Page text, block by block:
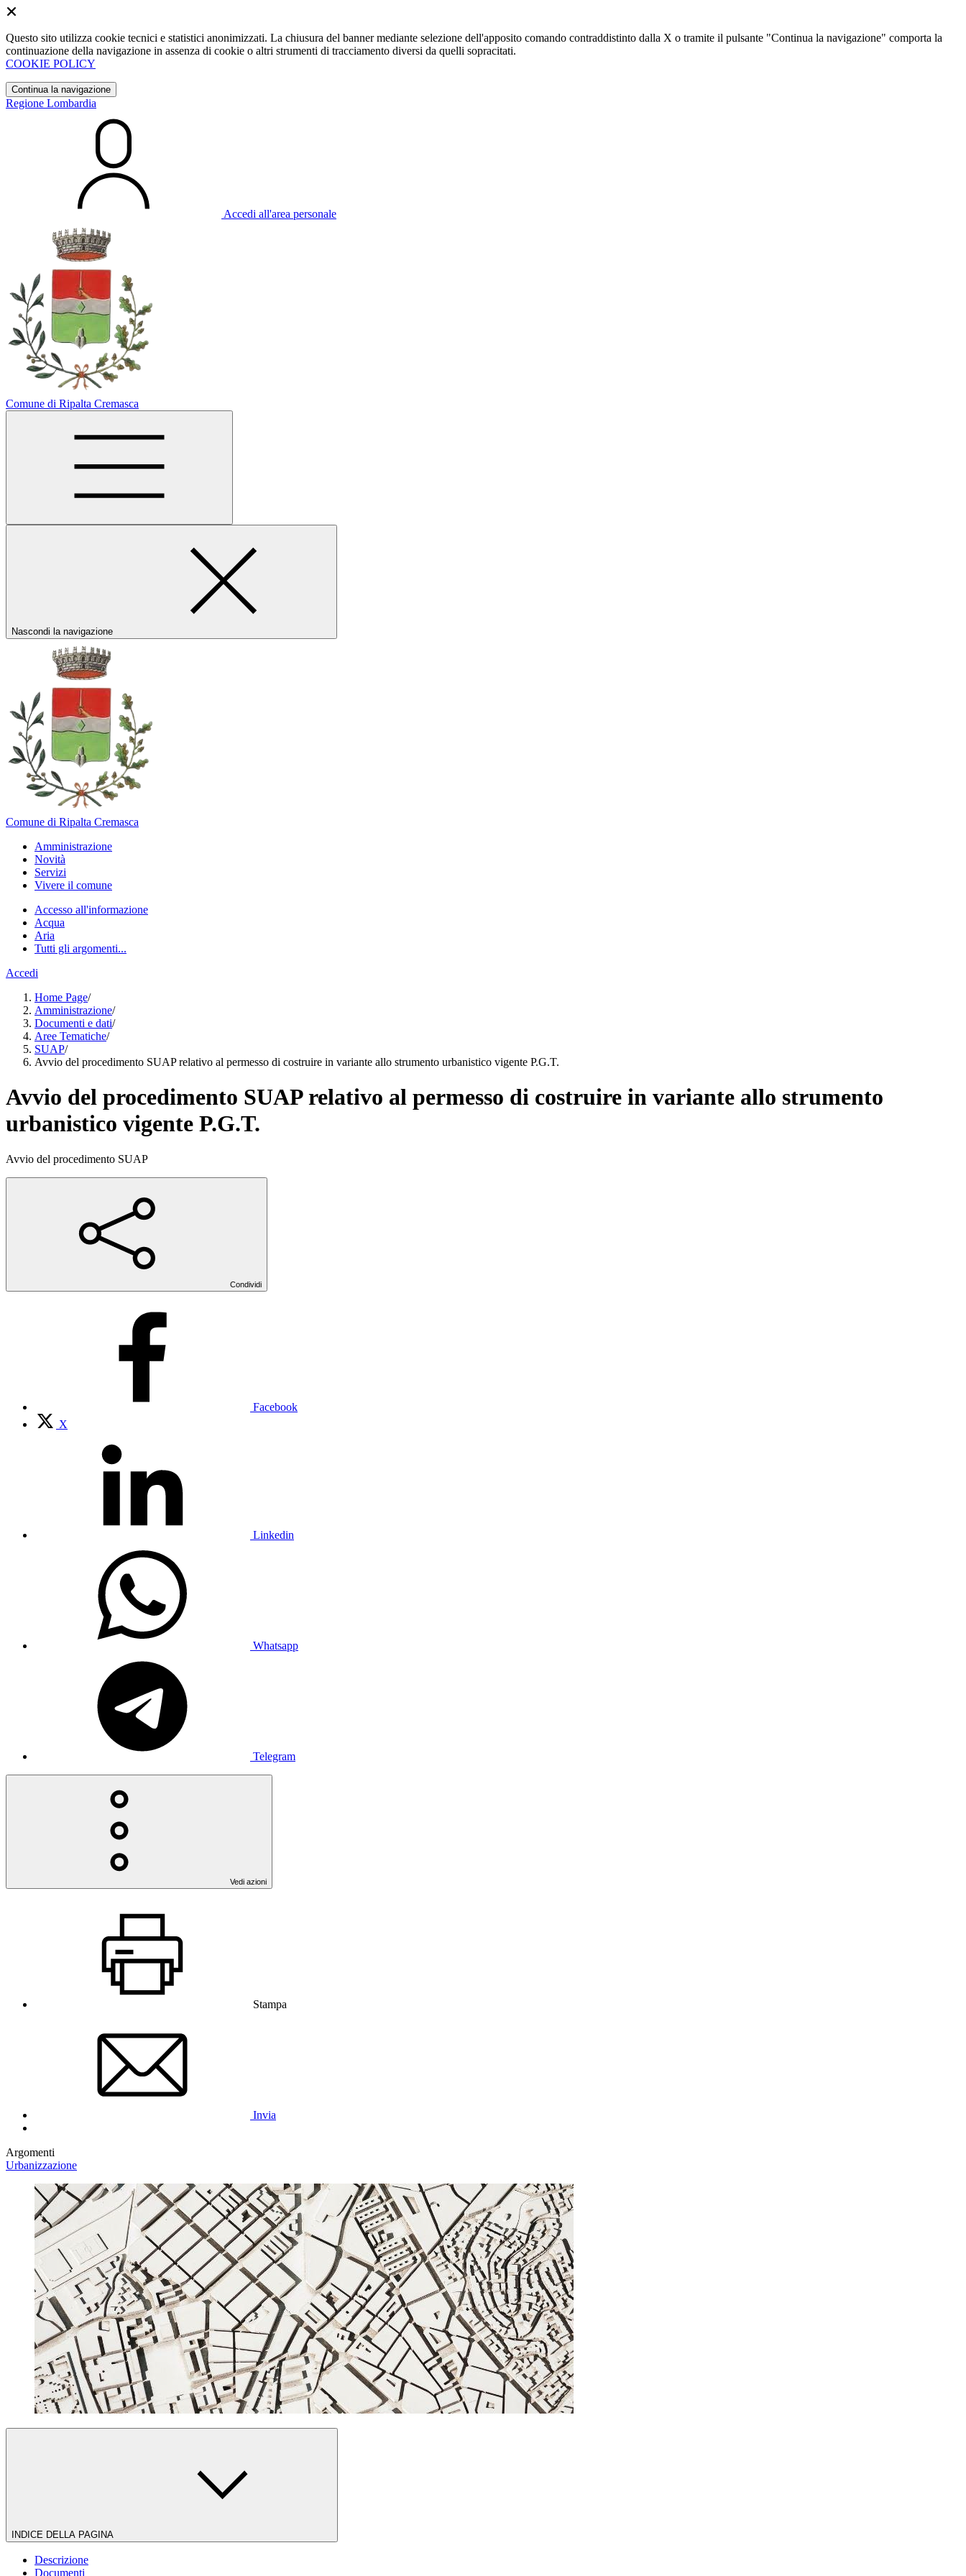
Questo sito utilizza cookie tecnici e statistici anonimizzati. La chiusura del banner mediante selezione dell'apposito comando contraddistinto dalla X o tramite il pulsante "Continua la navigazione" comporta la
continuazione della navigazione in assenza di cookie o altri strumenti di tracciamento diversi da quelli sopracitati.
COOKIE POLICY
Continua la navigazione
Regione Lombardia
Accedi all'area personale
Comune di Ripalta Cremasca
Nascondi la navigazione
Comune di Ripalta Cremasca
Amministrazione
Novità
Servizi
Vivere il comune
Accesso all'informazione
Acqua
Aria
Tutti gli argomenti...
Accedi
Home Page/
Amministrazione/
Documenti e dati/
Aree Tematiche/
SUAP/
Avvio del procedimento SUAP relativo al permesso di costruire in variante allo strumento urbanistico vigente P.G.T.
Avvio del procedimento SUAP relativo al permesso di costruire in variante allo strumento
urbanistico vigente P.G.T.
Avvio del procedimento SUAP
Condividi
Facebook
X
Linkedin
Whatsapp
Telegram
Vedi azioni
Stampa
Invia
Argomenti
Urbanizzazione
INDICE DELLA PAGINA
Descrizione
Documenti